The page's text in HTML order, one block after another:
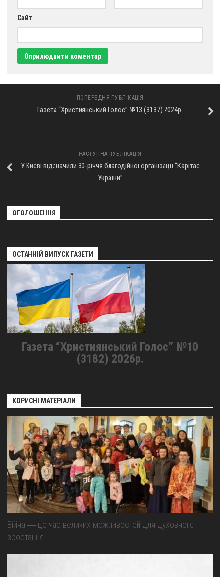
Сайт
ПОПЕРЕДНЯ ПУБЛІКАЦІЯ
Газета “Християнський Голос” №13 (3137) 2024р.
НАСТУПНА ПУБЛІКАЦІЯ
У Києві відзначили 30-річчя благодійної організації “Карітас
України”
ОГОЛОШЕННЯ
ОСТАННІЙ ВИПУСК ГАЗЕТИ
Газета “Християнський Голос” №10
(3182) 2026р.
КОРИСНІ МАТЕРІАЛИ
Війна ― це час великих можливостей для духовного
зростання